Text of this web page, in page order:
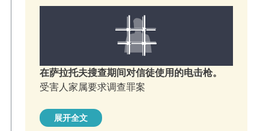
在萨拉托夫搜查期间对信徒使用的电击枪。
受害人家属要求调查罪案
展开全文